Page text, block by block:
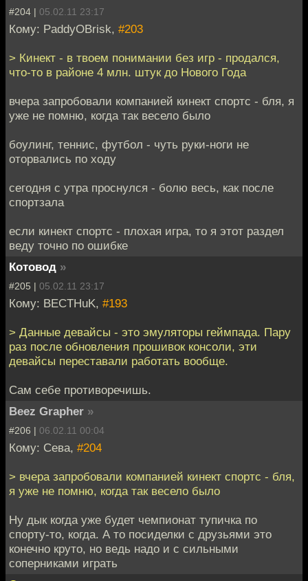
#204 | 05.02.11 23:17
Кому: PaddyOBrisk, #203
> Кинект - в твоем понимании без игр - продался,
что-то в районе 4 млн. штук до Нового Года
вчера запробовали компанией кинект спортс - бля, я
уже не помню, когда так весело было
боулинг, теннис, футбол - чуть руки-ноги не
оторвались по ходу
сегодня с утра проснулся - болю весь, как после
спортзала
если кинект спортс - плохая игра, то я этот раздел
веду точно по ошибке
Котовод »
#205 | 05.02.11 23:17
Кому: BECTHuK, #193
> Данные девайсы - это эмуляторы геймпада. Пару
раз после обновления прошивок консоли, эти
девайсы переставали работать вообще.
Сам себе противоречишь.
Beez Grapher »
#206 | 06.02.11 00:04
Кому: Сева, #204
> вчера запробовали компанией кинект спортс - бля,
я уже не помню, когда так весело было
Ну дык когда уже будет чемпионат тупичка по
спорту-то, когда. А то посиделки с друзьями это
конечно круто, но ведь надо и с сильными
соперниками играть